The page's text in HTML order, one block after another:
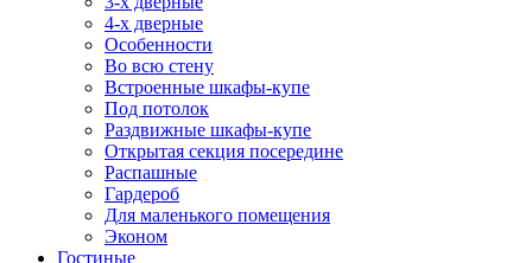
4-х дверные
Особенности
Во всю стену
Встроенные шкафы-купе
Под потолок
Раздвижные шкафы-купе
Открытая секция посередине
Распашные
Гардероб
Для маленького помещения
Эконом
Гостиные